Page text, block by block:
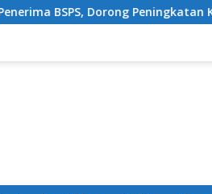
Peningkatan Kualitas